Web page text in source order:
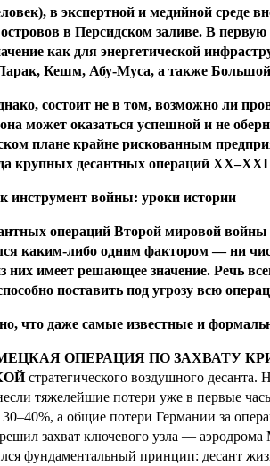
в экспертной и медийной среде
в Персидском заливе. В
как для энергетической
Кешм, Абу-Муса, а также
состоит не в том, возможно ли
может оказаться успешной и не
плане крайне рискованным
крупных десантных операций XX–XXI
инструмент войны: уроки истории
операций Второй мировой войны
каким-либо одним фактором — ни
них имеет решающее значение. Речь
поставить под угрозу всю
что даже самые известные и
ОПЕРАЦИЯ ПО ЗАХВАТУ
стратегического воздушного
тяжелейшие потери уже в первые
30–40%, а общие потери Германии за
захват ключевого узла —
фундаментальный принцип: десант